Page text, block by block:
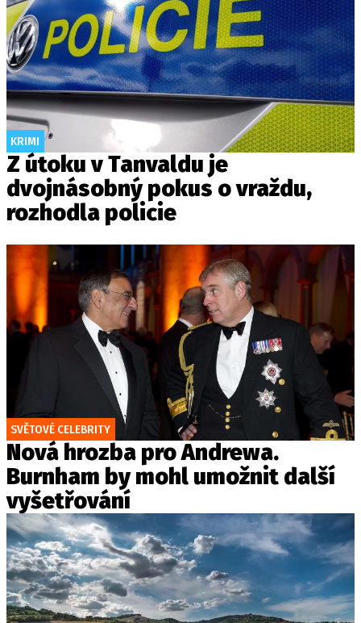
KRIMI
Z útoku v Tanvaldu je
dvojnásobný pokus o vraždu,
rozhodla policie
SVĚTOVÉ CELEBRITY
Nová hrozba pro Andrewa.
Burnham by mohl umožnit další
vyšetřování